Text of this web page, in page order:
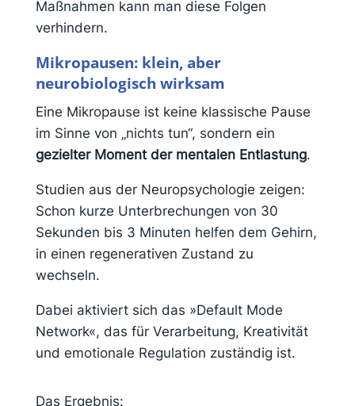
Maßnahmen kann man diese Folgen
verhindern.
Mikropausen: klein, aber
neurobiologisch wirksam
Eine Mikropause ist keine klassische Pause
im Sinne von „nichts tun“, sondern ein
gezielter Moment der mentalen Entlastung.
Studien aus der Neuropsychologie zeigen:
Schon kurze Unterbrechungen von 30
Sekunden bis 3 Minuten helfen dem Gehirn,
in einen regenerativen Zustand zu
wechseln.
Dabei aktiviert sich das »Default Mode
Network«, das für Verarbeitung, Kreativität
und emotionale Regulation zuständig ist.
Das Ergebnis: